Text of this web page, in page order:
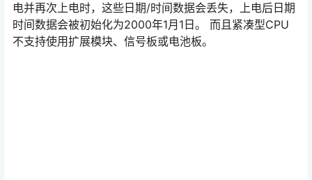
电并再次上电时，这些日期/时间数据会丢失，上电后日期
时间数据会被初始化为2000年1月1日。 而且紧凑型CPU
不支持使用扩展模块、信号板或电池板。